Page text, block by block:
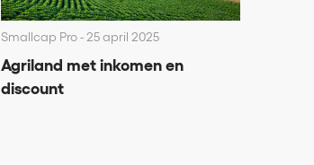
Smallcap Pro 25 april 2025
Agriland met inkomen en
discount